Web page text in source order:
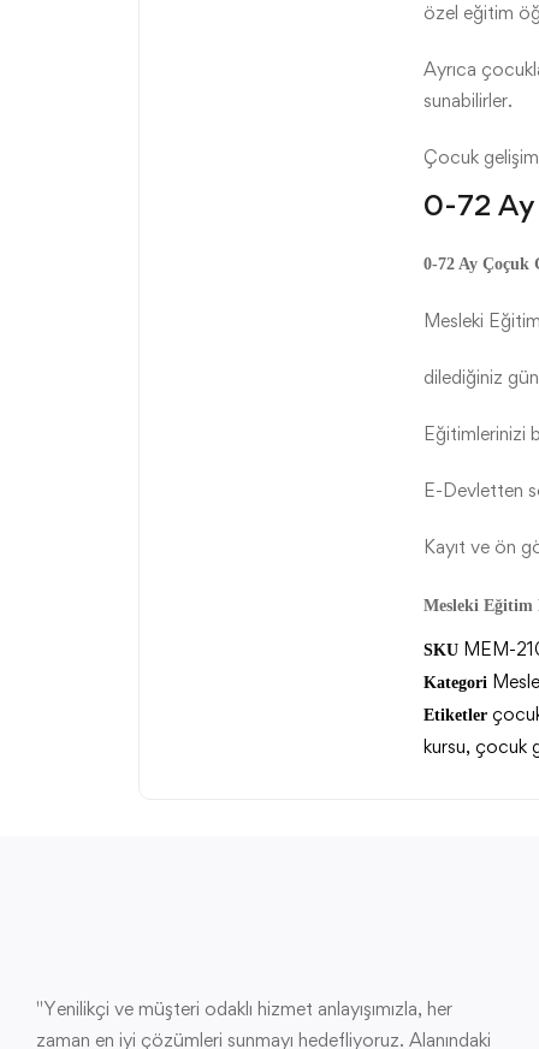
özel eğitim
Ayrıca
sunabilirler.
Çocuk
0-72
0-72 Ay Çoçuk
Mesleki
dilediğiniz
Eğitimlerinizi
E-Devletten
Kayıt ve ön
Mesleki Eğitim
SKU MEM-
Kategori
Etiketler
kursu, çocuk
"Yenilikçi ve müşteri odaklı hizmet anlayışımızla, her
zaman en iyi çözümleri sunmayı hedefliyoruz. Alanındaki